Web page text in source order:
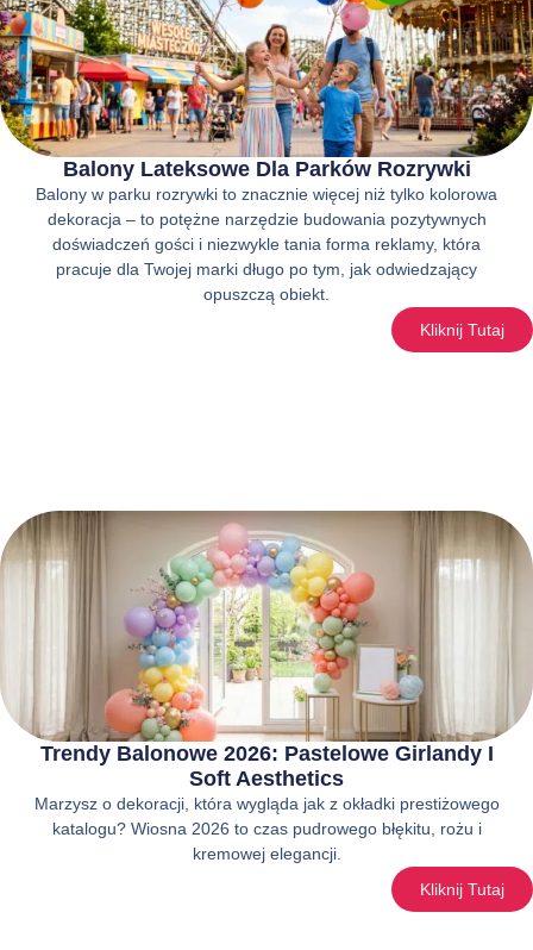
Balony Lateksowe Dla Parków Rozrywki
Balony w parku rozrywki to znacznie więcej niż tylko kolorowa
dekoracja – to potężne narzędzie budowania pozytywnych
doświadczeń gości i niezwykle tania forma reklamy, która
pracuje dla Twojej marki długo po tym, jak odwiedzający
opuszczą obiekt.
Kliknij Tutaj
Trendy Balonowe 2026: Pastelowe Girlandy I
Soft Aesthetics
Marzysz o dekoracji, która wygląda jak z okładki prestiżowego
katalogu? Wiosna 2026 to czas pudrowego błękitu, rożu i
kremowej elegancji.
Kliknij Tutaj